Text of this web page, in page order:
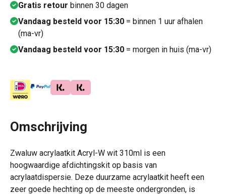
Gratis retour binnen 30 dagen
Vandaag besteld voor 15:30 = binnen 1 uur afhalen
(ma-vr)
Vandaag besteld voor 15:30 = morgen in huis (ma-vr)
Omschrijving
Zwaluw acrylaatkit Acryl-W wit 310ml is een
hoogwaardige afdichtingskit op basis van
acrylaatdispersie. Deze duurzame acrylaatkit heeft een
zeer goede hechting op de meeste ondergronden, is